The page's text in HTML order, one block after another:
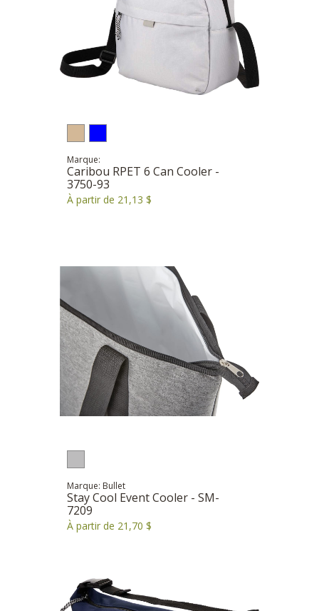
Marque:
Caribou RPET 6 Can Cooler -
3750-93
À partir de 21,13 $
Marque: Bullet
Stay Cool Event Cooler - SM-
7209
À partir de 21,70 $